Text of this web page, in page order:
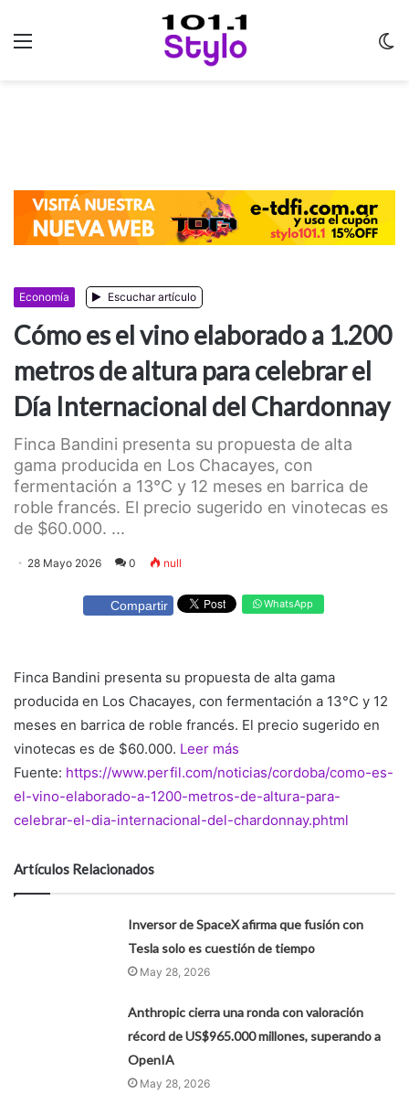
Economía Escuchar artículo
Cómo es el vino elaborado a 1.200
metros de altura para celebrar el
Día Internacional del Chardonnay
Finca Bandini presenta su propuesta de alta
gama producida en Los Chacayes, con
fermentación a 13°C y 12 meses en barrica de
roble francés. El precio sugerido en vinotecas es
de $60.000. ...
28 Mayo 2026 0 null
Compartir WhatsApp
Finca Bandini presenta su propuesta de alta gama
producida en Los Chacayes, con fermentación a 13°C y 12
meses en barrica de roble francés. El precio sugerido en
vinotecas es de $60.000. Leer más
Fuente: https://www.perfil.com/noticias/cordoba/como-es-
el-vino-elaborado-a-1200-metros-de-altura-para-
celebrar-el-dia-internacional-del-chardonnay.phtml
Artículos Relacionados
Inversor de SpaceX afirma que fusión con
Tesla solo es cuestión de tiempo
May 28, 2026
Anthropic cierra una ronda con valoración
récord de US$965.000 millones, superando a
OpenIA
May 28, 2026